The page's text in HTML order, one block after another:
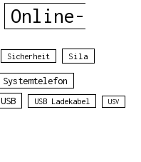
Online-
Sicherheit Sila
Systemtelefon
USB USB Ladekabel USV